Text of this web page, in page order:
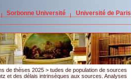
Sorbonne Université Université de Paris
de thèses 2025 > tudes de population de sources
et des délais intrinsèques aux sources. Analyses